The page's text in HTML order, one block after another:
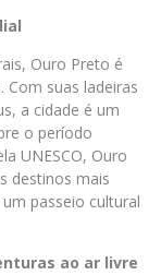
Ouro Preto é
Com suas ladeiras
a cidade é um
o período
UNESCO, Ouro
destinos mais
passeio cultural
ao ar livre